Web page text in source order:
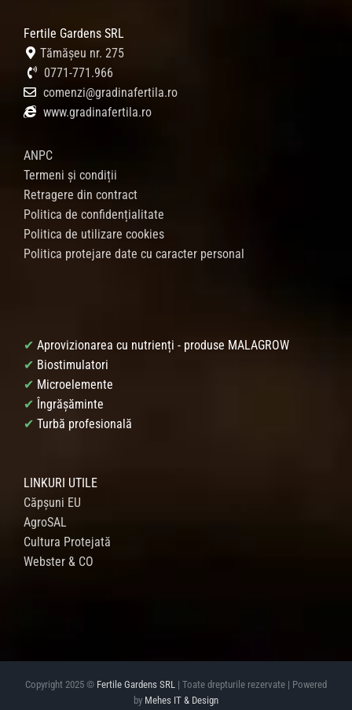
Fertile Gardens SRL
Tămășeu nr. 275
0771-771.966
comenzi@gradinafertila.ro
www.gradinafertila.ro
ANPC
Termeni și condiții
Retragere din contract
Politica de confidențialitate
Politica de utilizare cookies
Politica protejare date cu caracter personal
✔ Aprovizionarea cu nutrienți - produse MALAGROW
✔ Biostimulatori
✔ Microelemente
✔ Îngrășăminte
✔ Turbă profesională
LINKURI UTILE
Căpșuni EU
AgroSAL
Cultura Protejată
Webster & CO
Copyright 2025 © Fertile Gardens SRL | Toate drepturile rezervate | Powered
by Mehes IT & Design